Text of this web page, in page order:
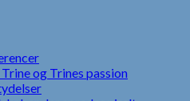
og Trines passion